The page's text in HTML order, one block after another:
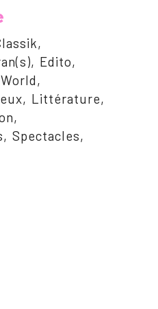
Edito
Littérature
Spectacles